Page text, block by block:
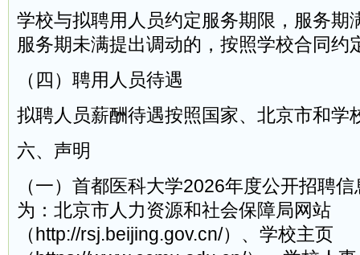
学校与拟聘用人员约定服务期限，服务期
服务期未满提出调动的，按照学校合同约
（四）聘用人员待遇
拟聘人员薪酬待遇按照国家、北京市和学
六、声明
（一）首都医科大学2026年度公开招聘
为：北京市人力资源和社会保障局网站
（http://rsj.beijing.gov.cn/）、学校主页